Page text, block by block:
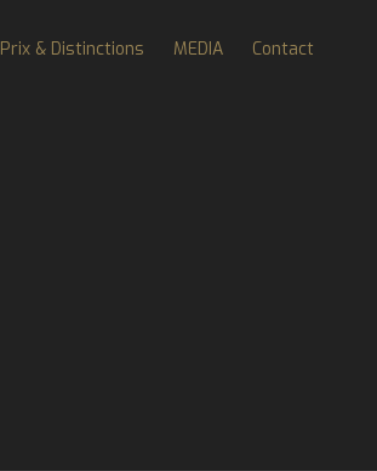
Prix & Distinctions MEDIA Contact